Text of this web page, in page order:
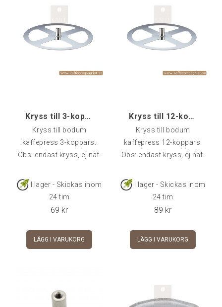
Kryss till 3-koppars
Kryss till bodum
kaffepress 3-koppars.
Obs: endast kryss, ej nät.
I lager - Skickas inom
24 tim
69 kr
LÄGG I VARUKORG
Kryss till 12-koppars
Kryss till bodum
kaffepress 12-koppars.
Obs: endast kryss, ej nät.
I lager - Skickas inom
24 tim
89 kr
LÄGG I VARUKORG